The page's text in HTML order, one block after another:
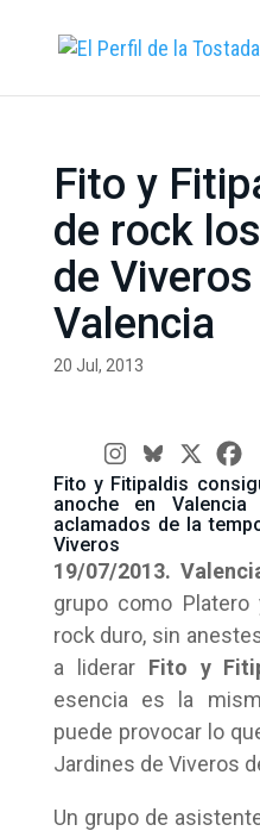
Fito y
de rock
de
Valencia
20 Jul, 2013
Fito y Fitipaldis
anoche en
aclamados de la
Viveros
19/07/2013.
grupo como
rock duro, sin
a liderar Fito y
esencia es la
puede provocar lo
Jardines de Viveros
Un grupo de